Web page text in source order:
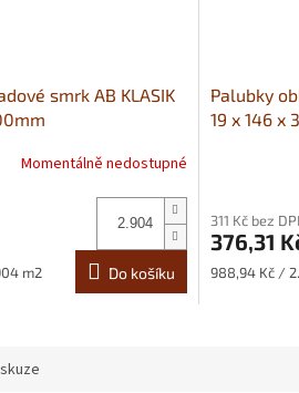
smrk AB KLASIK
Momentálně nedostupné
m2 Do košíku
Palubky
19 x 146 x
311 Kč bez
376,31
Měrná
988,94 Kč /